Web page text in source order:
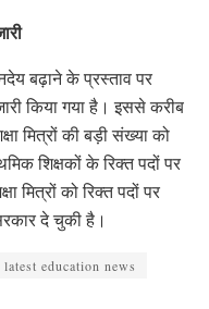
बढ़ाने के प्रस्ताव पर
किया गया है। इससे करीब
मित्रों की बड़ी संख्या को
शिक्षकों के रिक्त पदों पर
मित्रों को रिक्त पदों पर
दे चुकी है।
latest education news